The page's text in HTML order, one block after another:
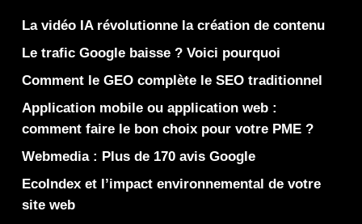
La vidéo IA révolutionne la création de contenu
Le trafic Google baisse ? Voici pourquoi
Comment le GEO complète le SEO traditionnel
Application mobile ou application web :
comment faire le bon choix pour votre PME ?
Webmedia : Plus de 170 avis Google
EcoIndex et l’impact environnemental de votre
site web